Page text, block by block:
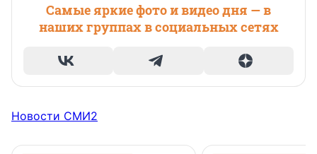
Самые яркие фото и видео дня — в
наших группах в социальных сетях
Новости СМИ2